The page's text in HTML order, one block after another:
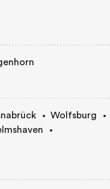
Wolfsburg